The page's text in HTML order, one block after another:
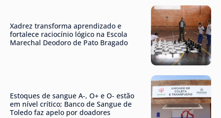
Xadrez transforma aprendizado e
fortalece raciocínio lógico na Escola
Marechal Deodoro de Pato Bragado
Estoques de sangue A-, O+ e O- estão
em nível crítico; Banco de Sangue de
Toledo faz apelo por doadores